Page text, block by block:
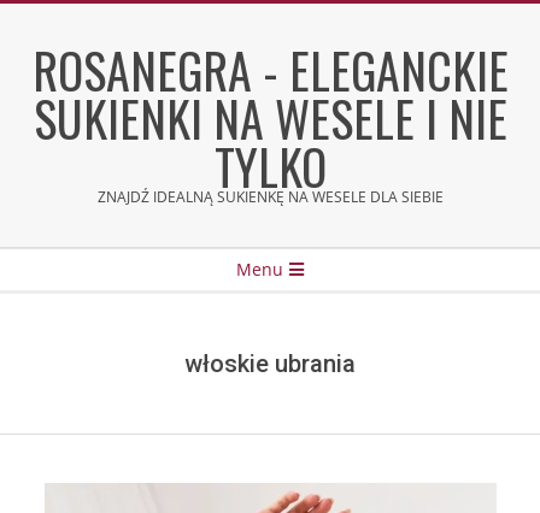
contentROSANEGRA - ELEGANCKIE
SUKIENKI NA WESELE I NIE
TYLKO
ZNAJDŹ IDEALNĄ SUKIENKĘ NA WESELE DLA SIEBIE
Menu
włoskie ubrania